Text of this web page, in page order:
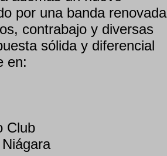
por una banda renovada
contrabajo y diversas
sólida y diferencial
en:
Club